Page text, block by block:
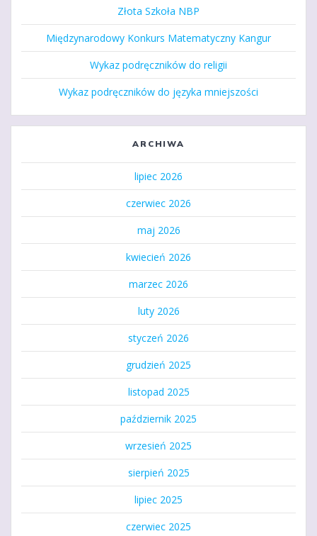
Złota Szkoła NBP
Międzynarodowy Konkurs Matematyczny Kangur
Wykaz podręczników do religii
Wykaz podręczników do języka mniejszości
ARCHIWA
lipiec 2026
czerwiec 2026
maj 2026
kwiecień 2026
marzec 2026
luty 2026
styczeń 2026
grudzień 2025
listopad 2025
październik 2025
wrzesień 2025
sierpień 2025
lipiec 2025
czerwiec 2025